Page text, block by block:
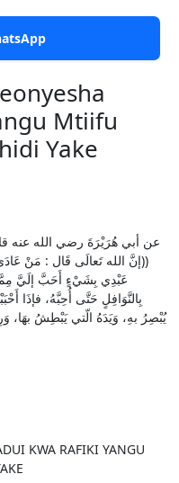
Mtiifu
Yake
عن أبي هُرَيْرَةَ رضي الله عنه
((إنَّ الله تَعالَى قَال : مَنْ
عَبْدِي بِشَيْءٍ أَحَبَّ إلَيَّ مِمَّا
بِالنَّوَافِلٍ حَتَّى أُحِبَّهُ، فإذَا
يُبْصِرُ بهِ، وَيَدَهُ الّتي يَبْطِشُ بهَا،
KWA RAFIKI YANGU